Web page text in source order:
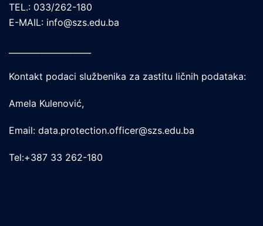
TEL.: 033/262-180
E-MAIL: info@szs.edu.ba
Kontakt podaci službenika za zastitu ličnih podataka:
Amela Kulenović,
Email: data.protection.officer@szs.edu.ba
Tel:+387 33 262-180